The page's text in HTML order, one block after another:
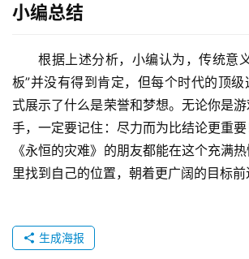
小编总结
根据上述分析，小编认为，传统意
板”并没有得到肯定，但每个时代的顶
式展示了什么是荣誉和梦想。无论你是
手，一定要记住：尽力而为比结论更重
《永恒的灾难》的朋友都能在这个充满
里找到自己的位置，朝着更广阔的目标前
生成海报